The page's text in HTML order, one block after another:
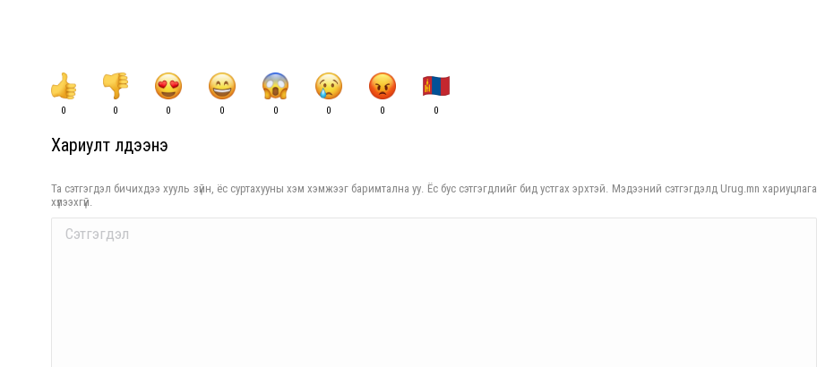
0 0 0 0 0 0 0 0
Хариулт үлдээнэ үү
Та сэтгэгдэл бичихдээ хууль зүйн, ёс суртахууны хэм хэмжээг баримтална уу. Ёс бус сэтгэгдлийг бид устгах эрхтэй. Мэдээний сэтгэгдэлд Urug.mn хариуцлага
хүлээхгүй.
Comment